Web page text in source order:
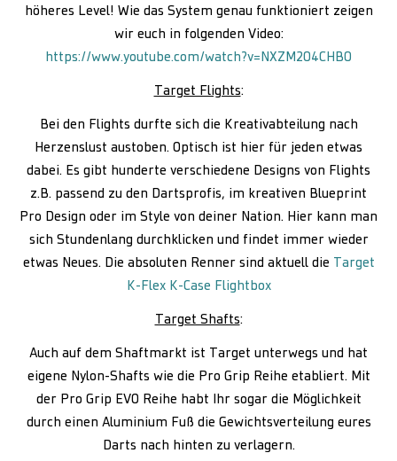
höheres Level! Wie das System genau funktioniert zeigen
wir euch in folgenden Video:
https://www.youtube.com/watch?v=NXZM204CHB0
Target Flights:
Bei den Flights durfte sich die Kreativabteilung nach
Herzenslust austoben. Optisch ist hier für jeden etwas
dabei. Es gibt hunderte verschiedene Designs von Flights
z.B. passend zu den Dartsprofis, im kreativen Blueprint
Pro Design oder im Style von deiner Nation. Hier kann man
sich Stundenlang durchklicken und findet immer wieder
etwas Neues. Die absoluten Renner sind aktuell die Target
K-Flex K-Case Flightbox
Target Shafts:
Auch auf dem Shaftmarkt ist Target unterwegs und hat
eigene Nylon-Shafts wie die Pro Grip Reihe etabliert. Mit
der Pro Grip EVO Reihe habt Ihr sogar die Möglichkeit
durch einen Aluminium Fuß die Gewichtsverteilung eures
Darts nach hinten zu verlagern.